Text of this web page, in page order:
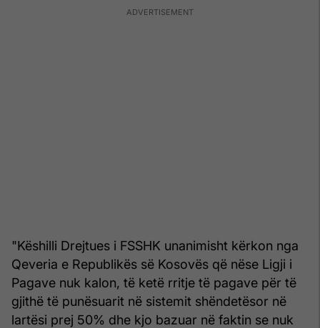
"Këshilli Drejtues i FSSHK unanimisht kërkon nga
Qeveria e Republikës së Kosovës që nëse Ligji i
Pagave nuk kalon, të ketë rritje të pagave për të
gjithë të punësuarit në sistemit shëndetësor në
lartësi prej 50% dhe kjo bazuar në faktin se nuk